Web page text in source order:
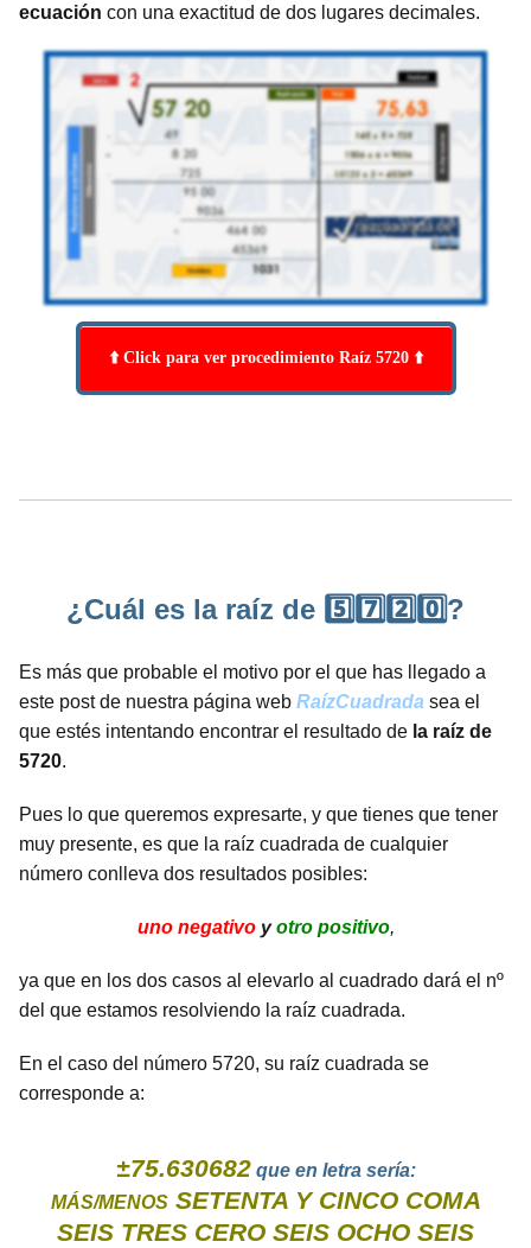
ecuación con una exactitud de dos lugares decimales.
⬆️ Click para ver procedimiento Raíz 5720 ⬆️
¿Cuál es la raíz de 5️⃣7️⃣2️⃣0️⃣?
Es más que probable el motivo por el que has llegado a
este post de nuestra página web RaízCuadrada sea el
que estés intentando encontrar el resultado de la raíz de
5720.
Pues lo que queremos expresarte, y que tienes que tener
muy presente, es que la raíz cuadrada de cualquier
número conlleva dos resultados posibles:
uno negativoyotro positivo,
ya que en los dos casos al elevarlo al cuadrado dará el nº
del que estamos resolviendo la raíz cuadrada.
En el caso del número 5720, su raíz cuadrada se
corresponde a:
±75.630682que en letra sería:
MÁS/MENOS SETENTA Y CINCO COMA
SEIS TRES CERO SEIS OCHO SEIS